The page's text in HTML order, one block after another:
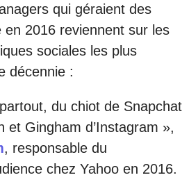
qui géraient des
2016 reviennent sur les
sociales les plus
décennie :
du chiot de Snapchat
et Gingham d’Instagram »,
, responsable du
chez Yahoo en 2016.